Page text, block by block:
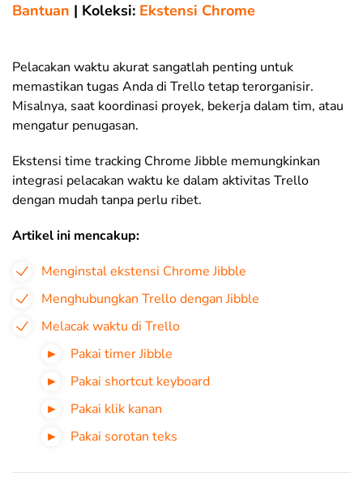
Bantuan | Koleksi: Ekstensi Chrome
Pelacakan waktu akurat sangatlah penting untuk
memastikan tugas Anda di Trello tetap terorganisir.
Misalnya, saat koordinasi proyek, bekerja dalam tim, atau
mengatur penugasan.
Ekstensi time tracking Chrome Jibble memungkinkan
integrasi pelacakan waktu ke dalam aktivitas Trello
dengan mudah tanpa perlu ribet.
Artikel ini mencakup:
Menginstal ekstensi Chrome Jibble
Menghubungkan Trello dengan Jibble
Melacak waktu di Trello
Pakai timer Jibble
Pakai shortcut keyboard
Pakai klik kanan
Pakai sorotan teks